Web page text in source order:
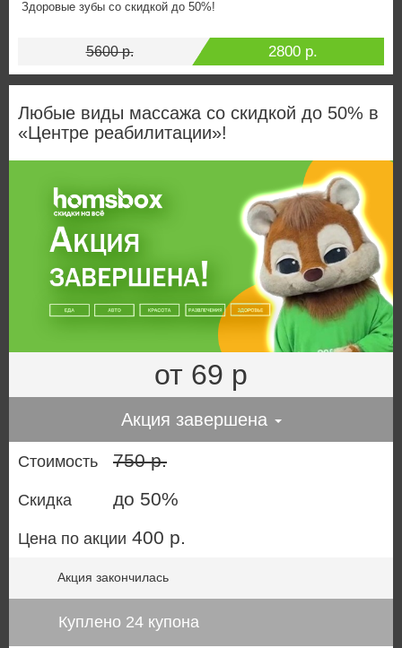
Здоровые зубы со скидкой до 50%!
5600 р. 2800 р.
Любые виды массажа со скидкой до 50% в
«Центре реабилитации»!
от 69 р
Акция завершена
Стоимость 750 р.
Скидка до 50%
Цена по акции 400 р.
Акция закончилась
Куплено 24 купона